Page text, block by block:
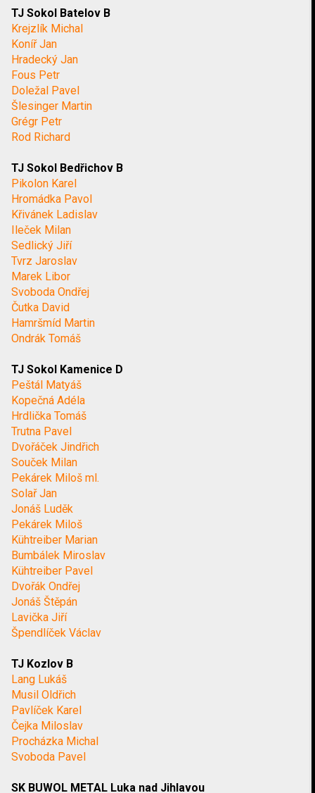
TJ Sokol Batelov B
Krejzlík Michal
Koníř Jan
Hradecký Jan
Fous Petr
Doležal Pavel
Šlesinger Martin
Grégr Petr
Rod Richard
TJ Sokol Bedřichov B
Pikolon Karel
Hromádka Pavol
Křivánek Ladislav
Ileček Milan
Sedlický Jiří
Tvrz Jaroslav
Marek Libor
Svoboda Ondřej
Čutka David
Hamršmíd Martin
Ondrák Tomáš
TJ Sokol Kamenice D
Peštál Matyáš
Kopečná Adéla
Hrdlička Tomáš
Trutna Pavel
Dvořáček Jindřich
Souček Milan
Pekárek Miloš ml.
Solař Jan
Jonáš Luděk
Pekárek Miloš
Kühtreiber Marian
Bumbálek Miroslav
Kühtreiber Pavel
Dvořák Ondřej
Jonáš Štěpán
Lavička Jiří
Špendlíček Václav
TJ Kozlov B
Lang Lukáš
Musil Oldřich
Pavlíček Karel
Čejka Miloslav
Procházka Michal
Svoboda Pavel
SK BUWOL METAL Luka nad Jihlavou